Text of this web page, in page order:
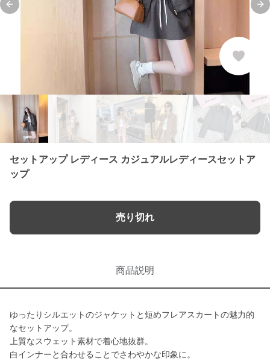
Previous slide
セットアップ レディース カジュアルレディースセットア
ップ
売り切れ
商品説明
ゆったりシルエットのジャケットと短めフレアスカートの魅力的
なセットアップ。
上質なスウェット素材で着心地抜群。
白インナーと合わせることでさわやかな印象に。